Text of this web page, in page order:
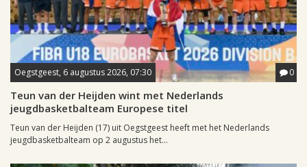
Oegstgeest, 6 augustus 2026, 07:30 0
Teun van der Heijden wint met Nederlands
jeugdbasketbalteam Europese titel
Teun van der Heijden (17) uit Oegstgeest heeft met het Nederlands
jeugdbasketbalteam op 2 augustus het...